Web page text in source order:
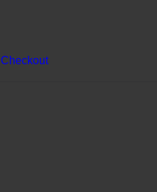
Checkout